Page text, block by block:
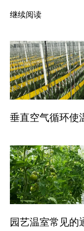
继续阅读
垂直空气循环使
园艺温室常见的